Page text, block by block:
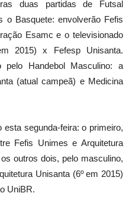
duas partidas de Futsal
o Basquete: envolverão Fefis
Esamc e o televisionado
2015) x Fefesp Unisanta.
Handebol Masculino: a
(atual campeã) e Medicina
segunda-feira: o primeiro,
Fefis Unimes e Arquitetura
outros dois, pelo masculino,
Unisanta (6º em 2015)
UniBR.